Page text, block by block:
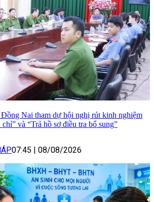
Nai tham dự hội nghị rút kinh nghiệm
và “Trả hồ sơ điều tra bổ sung”
07:45 08/08/2026